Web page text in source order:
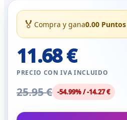
🏅 Compra y gana0.00
11.68 €
PRECIO CON IVA INCLUIDO
25.95 € -54.99% / -14.27 €